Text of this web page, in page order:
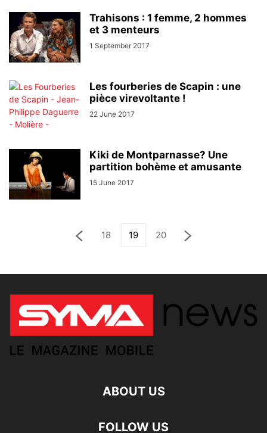
Trahisons : 1 femme, 2 hommes
et 3 menteurs
1 September 2017
Les fourberies de Scapin : une
pièce virevoltante !
22 June 2017
Kiki de Montparnasse? Une
partition bohème et amusante
15 June 2017
18 19 20
ABOUT US
FOLLOW US